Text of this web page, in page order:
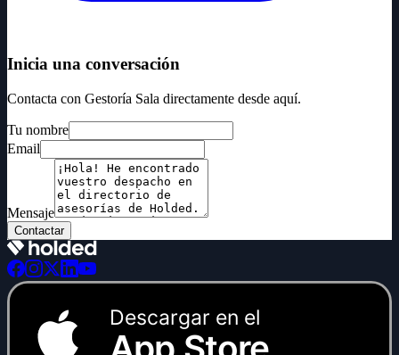
Inicia una conversación
Contacta con Gestoría Sala directamente desde aquí.
Tu nombre
Email
Mensaje
Contactar
Descargar en el